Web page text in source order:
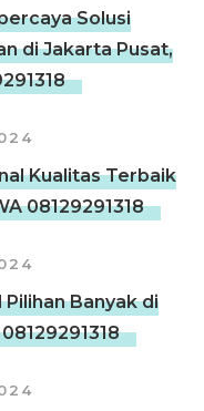
Solusi
di Jakarta Pusat,
Kualitas Terbaik
08129291318
Banyak di